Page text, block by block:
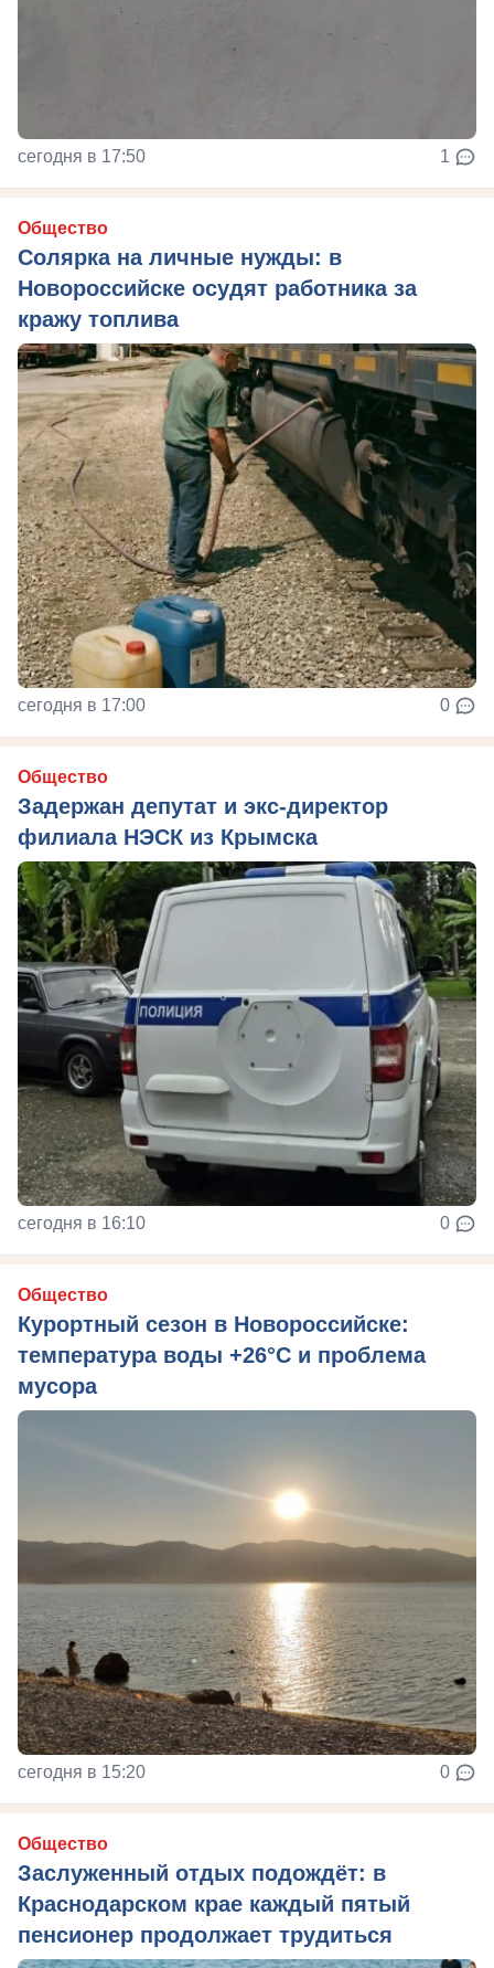
сегодня в 17:50 1
Общество
Солярка на личные нужды: в
Новороссийске осудят работника за
кражу топлива
сегодня в 17:00 0
Общество
Задержан депутат и экс-директор
филиала НЭСК из Крымска
сегодня в 16:10 0
Общество
Курортный сезон в Новороссийске:
температура воды +26°C и проблема
мусора
сегодня в 15:20 0
Общество
Заслуженный отдых подождёт: в
Краснодарском крае каждый пятый
пенсионер продолжает трудиться